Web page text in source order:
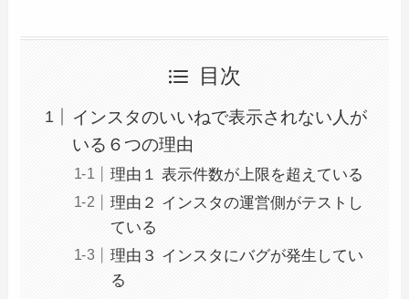
目次
インスタのいいねで表示されない人が
いる６つの理由
理由１ 表示件数が上限を超えている
理由２ インスタの運営側がテストし
ている
理由３ インスタにバグが発生してい
る